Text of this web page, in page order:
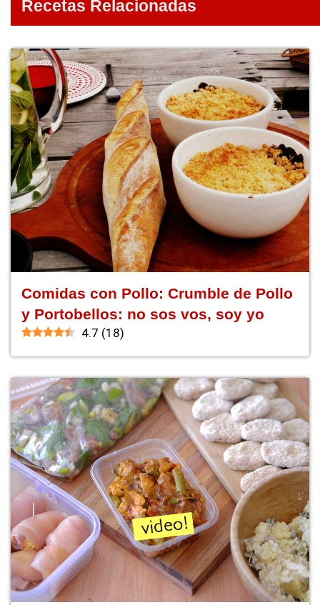
Recetas Relacionadas
Comidas con Pollo: Crumble de Pollo
y Portobellos: no sos vos, soy yo
4.7 (18)